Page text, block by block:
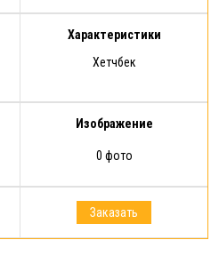
Характеристики
Хетчбек
Изображение
0 фото
Заказать